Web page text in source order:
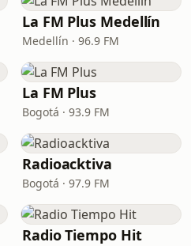
La FM Plus Medellín
Medellín · 96.9 FM
La FM Plus
Bogotá · 93.9 FM
Radioacktiva
Bogotá · 97.9 FM
Radio Tiempo Hit